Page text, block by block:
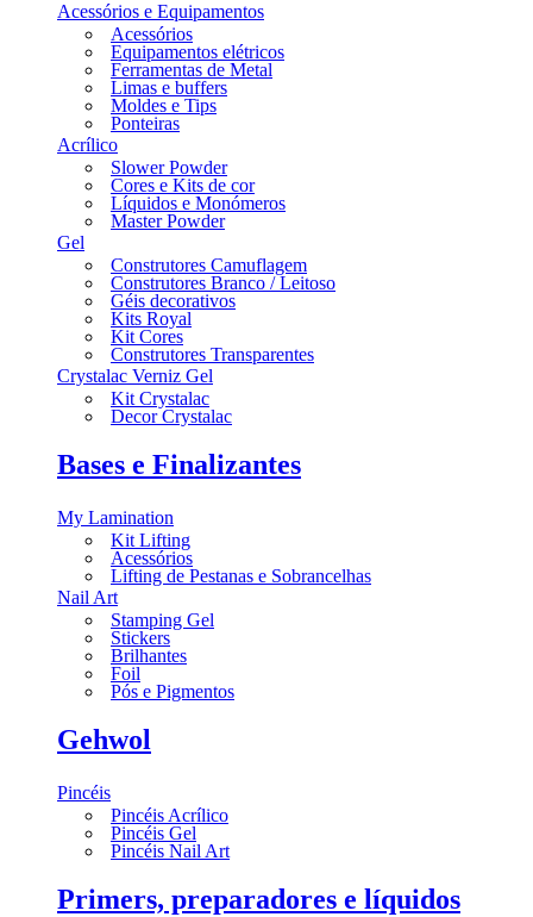
Acessórios e Equipamentos
Acessórios
Equipamentos elétricos
Ferramentas de Metal
Limas e buffers
Moldes e Tips
Ponteiras
Acrílico
Slower Powder
Cores e Kits de cor
Líquidos e Monómeros
Master Powder
Gel
Construtores Camuflagem
Construtores Branco / Leitoso
Géis decorativos
Kits Royal
Kit Cores
Construtores Transparentes
Crystalac Verniz Gel
Kit Crystalac
Decor Crystalac
Bases e Finalizantes
My Lamination
Kit Lifting
Acessórios
Lifting de Pestanas e Sobrancelhas
Nail Art
Stamping Gel
Stickers
Brilhantes
Foil
Pós e Pigmentos
Gehwol
Pincéis
Pincéis Acrílico
Pincéis Gel
Pincéis Nail Art
Primers, preparadores e líquidos